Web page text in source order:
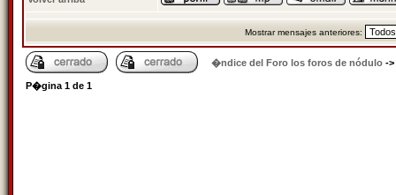
Mostrar mensajes anteriores:
�ndice del Foro los foros de nódulo ->
P�gina 1 de 1